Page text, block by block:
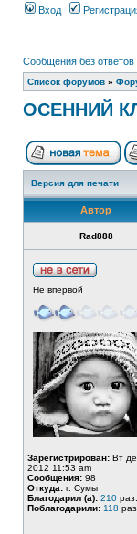
Вход
Сообщения без ответов
Список форумов »
ОСЕННИЙ
Версия для печати
Автор
Rad888
Не впервой
Зарегистрирован: Вт
2012 11:53 am
Сообщения: 98
Откуда: г. Сумы
Благодарил (а): 210 раз.
Поблагодарили: 118 раз.